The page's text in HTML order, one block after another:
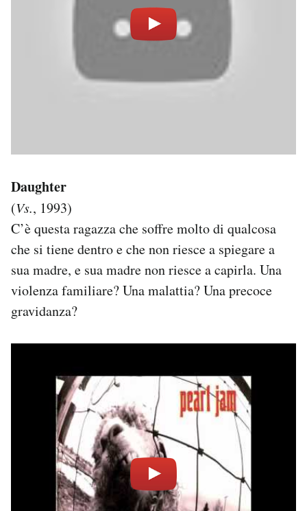
Daughter
(Vs., 1993)
C’è questa ragazza che soffre molto di qualcosa
che si tiene dentro e che non riesce a spiegare a
sua madre, e sua madre non riesce a capirla. Una
violenza familiare? Una malattia? Una precoce
gravidanza?